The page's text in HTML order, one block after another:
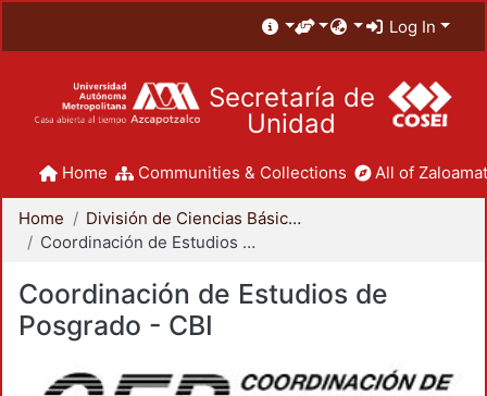
Log In
Secretaría de
Unidad
Home Communities & Collections All of
Home
División de Ciencias Básicas e Ingeniería
Coordinación de Estudios de Posgrado - CBI
Coordinación de Estudios de
Posgrado - CBI